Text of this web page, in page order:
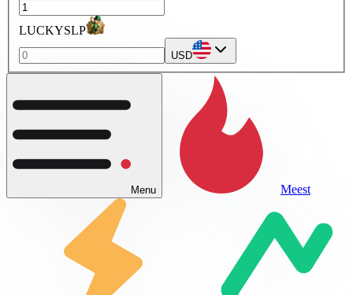
LUCKYSLP
USD
Menu Meest